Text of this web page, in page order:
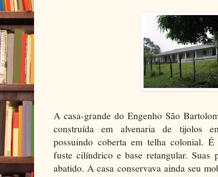
A casa-grande do Engenho São
construída em alvenaria de tijolos
possuindo coberta em telha colonial.
fuste cilíndrico e base retangular. Suas
abatido. A casa conservava ainda seu